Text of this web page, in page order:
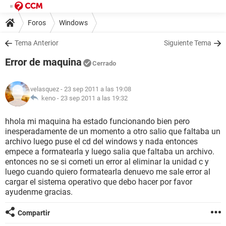
Foros Windows
Tema Anterior Siguiente Tema
Error de maquina Cerrado
velasquez - 23 sep 2011 a las 19:08
keno - 23 sep 2011 a las 19:32
hhola mi maquina ha estado funcionando bien pero
inesperadamente de un momento a otro salio que faltaba un
archivo luego puse el cd del windows y nada entonces
empece a formatearla y luego salia que faltaba un archivo.
entonces no se si cometi un error al eliminar la unidad c y
luego cuando quiero formatearla denuevo me sale error al
cargar el sistema operativo que debo hacer por favor
ayudenme gracias.
Compartir